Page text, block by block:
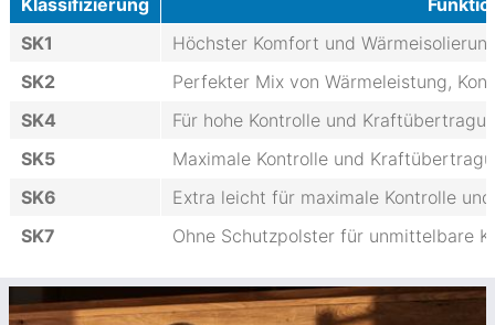
Klassifizierung
SK1
Höchster Komfort und
SK2
Perfekter Mix von Wärmeleistung,
SK4
Für hohe Kontrolle und
SK5
Maximale Kontrolle und
SK6
Extra leicht für maximale Kontrolle
SK7
Ohne Schutzpolster für unmittelbare